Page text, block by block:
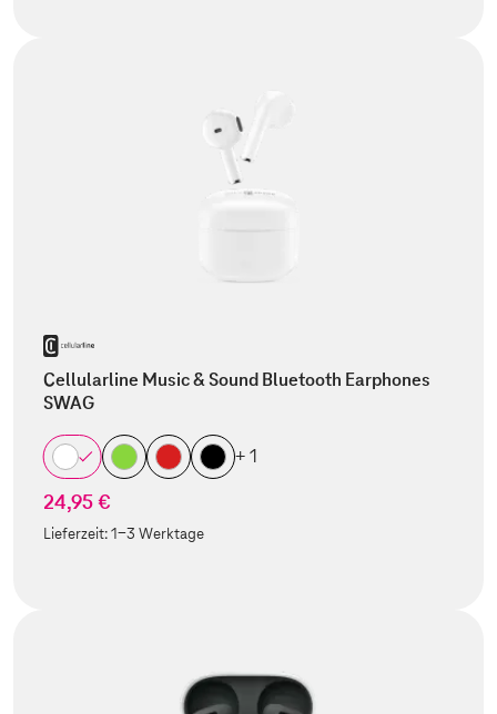
Cellularline Music & Sound Bluetooth Earphones
SWAG
+ 1
24,95 €
Lieferzeit:1-3 Werktage